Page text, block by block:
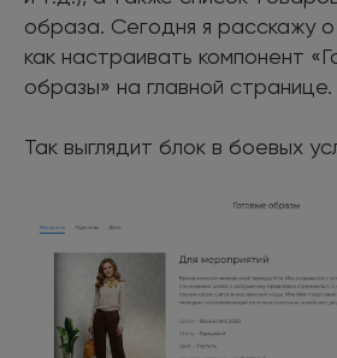
образа. Сегодня я расскажу
как настраивать компонент
образы» на главной странице.
Так выглядит блок в боевых